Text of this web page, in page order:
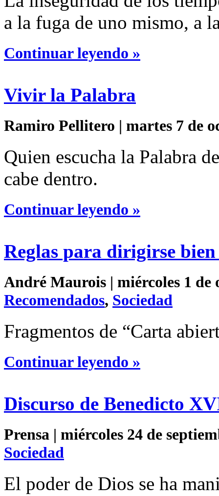
a la fuga de uno mismo, a
Continuar leyendo »
Vivir la Palabra
Ramiro Pellitero | martes 7 de
Quien escucha la Palabra
cabe dentro.
Continuar leyendo »
Reglas para dirigirse
André Maurois | miércoles 1 de
Recomendados, Sociedad
Fragmentos de “Carta
Continuar leyendo »
Discurso de Benedicto
Prensa | miércoles 24 de
Sociedad
El poder de Dios se ha